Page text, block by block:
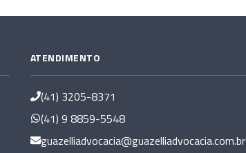
ATENDIMENTO
(41) 3205-8371
(41) 9 8859-5548
guazelliadvocacia@guazelliadvocacia.com.br